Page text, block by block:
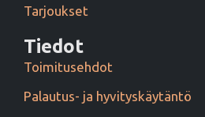
Tarjoukset
Tiedot
Toimitusehdot
Palautus- ja hyvityskäytäntö